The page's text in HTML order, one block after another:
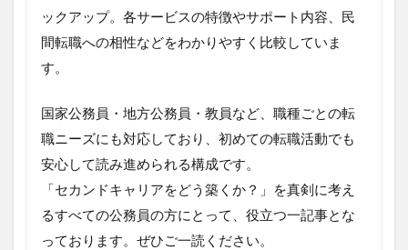
ックアップ。各サービスの特徴やサポート内容、民
間転職への相性などをわかりやすく比較していま
す。
国家公務員・地方公務員・教員など、職種ごとの転
職ニーズにも対応しており、初めての転職活動でも
安心して読み進められる構成です。
「セカンドキャリアをどう築くか？」を真剣に考え
るすべての公務員の方にとって、役立つ一記事とな
っております。ぜひご一読ください。